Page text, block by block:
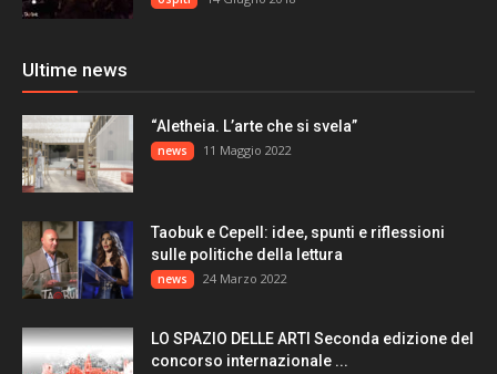
Ultime news
“Aletheia. L’arte che si svela”
news 11 Maggio 2022
Taobuk e Cepell: idee, spunti e riflessioni
sulle politiche della lettura
news 24 Marzo 2022
LO SPAZIO DELLE ARTI Seconda edizione del
concorso internazionale ...